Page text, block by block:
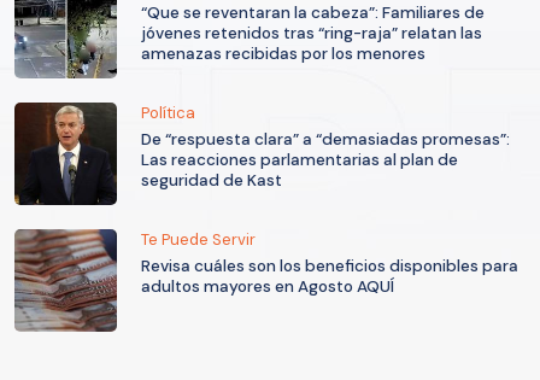
“Que se reventaran la cabeza”: Familiares de
jóvenes retenidos tras “ring-raja” relatan las
amenazas recibidas por los menores
Política
De “respuesta clara” a “demasiadas promesas”:
Las reacciones parlamentarias al plan de
seguridad de Kast
Te Puede Servir
Revisa cuáles son los beneficios disponibles para
adultos mayores en Agosto AQUÍ